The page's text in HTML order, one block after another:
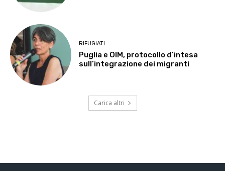
RIFUGIATI
Puglia e OIM, protocollo d’intesa
sull’integrazione dei migranti
Carica altri